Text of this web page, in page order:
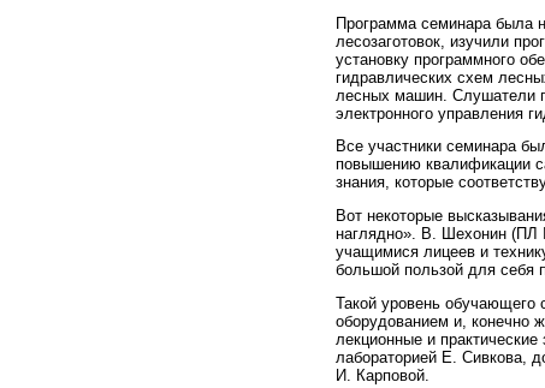
Программа семинара была
лесозаготовок, изучили
установку программного
гидравлических схем
лесных машин. Слушатели
электронного управления
Все участники семинара
повышению квалификации
знания, которые
Вот некоторые
наглядно». В. Шехонин (ПЛ
учащимися лицеев и
большой пользой для себя
Такой уровень
оборудованием и, конечно
лекционные и
лабораторией Е. Сивкова,
И. Карповой.